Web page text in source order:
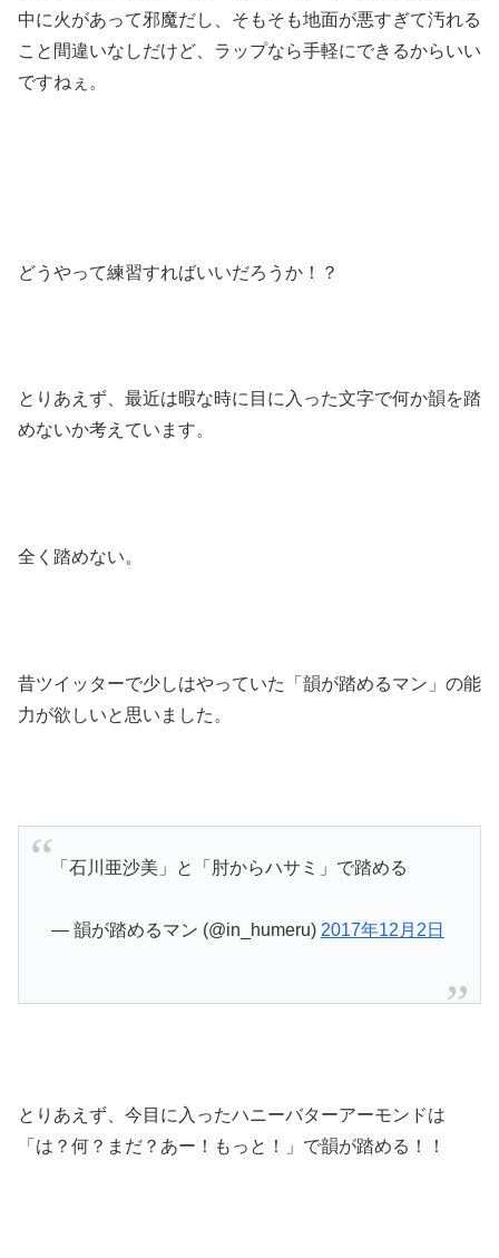
中に火があって邪魔だし、そもそも地面が悪すぎて汚れる
こと間違いなしだけど、ラップなら手軽にできるからいい
ですねぇ。
どうやって練習すればいいだろうか！？
とりあえず、最近は暇な時に目に入った文字で何か韻を踏
めないか考えています。
全く踏めない。
昔ツイッターで少しはやっていた「韻が踏めるマン」の能
力が欲しいと思いました。
「石川亜沙美」と「肘からハサミ」で踏める
— 韻が踏めるマン (@in_humeru) 2017年12月2日
とりあえず、今目に入ったハニーバターアーモンドは
「は？何？まだ？あー！もっと！」で韻が踏める！！